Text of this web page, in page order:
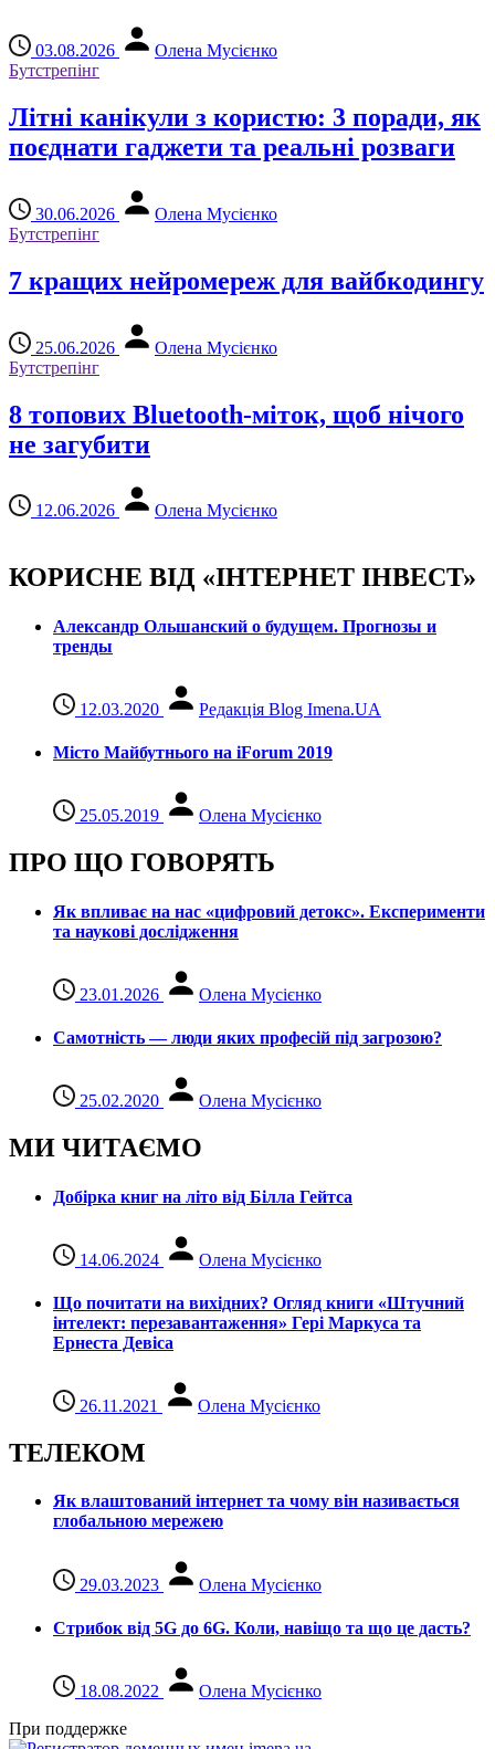
03.08.2026
Олена Мусієнко
Бутстрепінг
Літні канікули з користю: 3 поради, як
поєднати гаджети та реальні розваги
30.06.2026
Олена Мусієнко
Бутстрепінг
7 кращих нейромереж для вайбкодингу
25.06.2026
Олена Мусієнко
Бутстрепінг
8 топових Bluetooth-міток, щоб нічого
не загубити
12.06.2026 Олена Мусієнко
КОРИСНЕ ВІД «ІНТЕРНЕТ ІНВЕСТ»
Александр Ольшанский о будущем. Прогнозы и
тренды
12.03.2020 Редакція Blog Imena.UA
Місто Майбутнього на iForum 2019
25.05.2019 Олена Мусієнко
ПРО ЩО ГОВОРЯТЬ
Як впливає на нас «цифровий детокс». Експерименти
та наукові дослідження
23.01.2026 Олена Мусієнко
Самотність — люди яких професій під загрозою?
25.02.2020 Олена Мусієнко
МИ ЧИТАЄМО
Добірка книг на літо від Білла Гейтса
14.06.2024 Олена Мусієнко
Що почитати на вихідних? Огляд книги «Штучний
інтелект: перезавантаження» Гері Маркуса та
Ернеста Девіса
26.11.2021 Олена Мусієнко
ТЕЛЕКОМ
Як влаштований інтернет та чому він називається
глобальною мережею
29.03.2023 Олена Мусієнко
Стрибок від 5G до 6G. Коли, навіщо та що це даcть?
18.08.2022
Олена Мусієнко
При поддержке